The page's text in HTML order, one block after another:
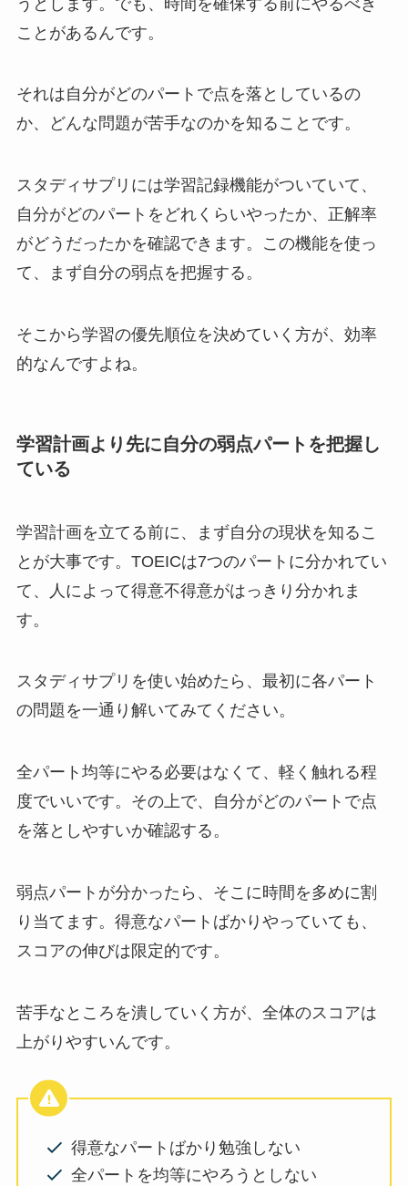
ことがあるんです。
それは自分がどのパートで点を落としているの
か、どんな問題が苦手なのかを知ることです。
スタディサプリには学習記録機能がついていて、
自分がどのパートをどれくらいやったか、正解率
がどうだったかを確認できます。この機能を使っ
て、まず自分の弱点を把握する。
そこから学習の優先順位を決めていく方が、効率
的なんですよね。
学習計画より先に自分の弱点パートを把握し
ている
学習計画を立てる前に、まず自分の現状を知るこ
とが大事です。TOEICは7つのパートに分かれてい
て、人によって得意不得意がはっきり分かれま
す。
スタディサプリを使い始めたら、最初に各パート
の問題を一通り解いてみてください。
全パート均等にやる必要はなくて、軽く触れる程
度でいいです。その上で、自分がどのパートで点
を落としやすいか確認する。
弱点パートが分かったら、そこに時間を多めに割
り当てます。得意なパートばかりやっていても、
スコアの伸びは限定的です。
苦手なところを潰していく方が、全体のスコアは
上がりやすいんです。
得意なパートばかり勉強しない
全パートを均等にやろうとしない